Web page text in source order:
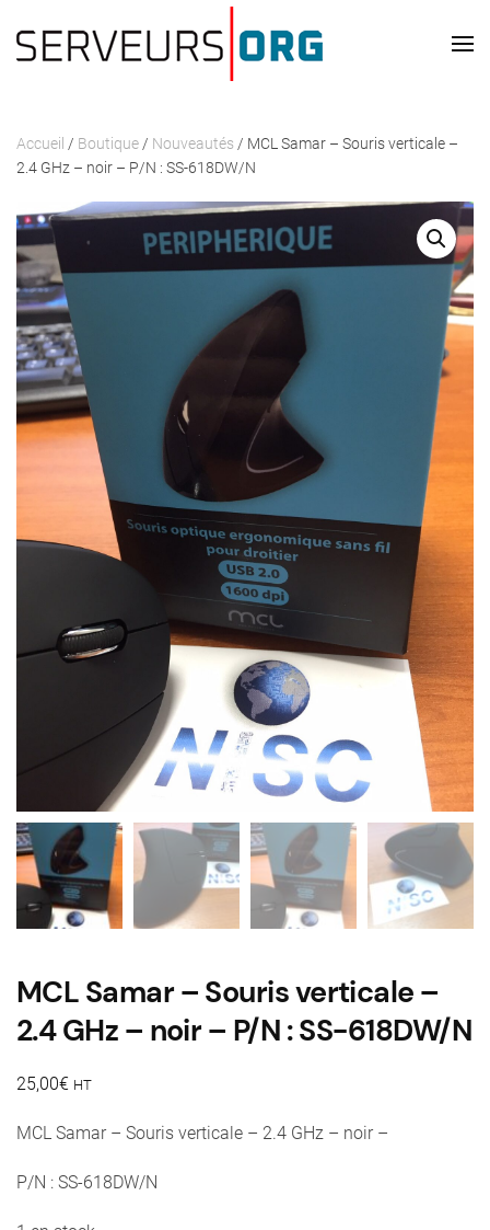
Passer au contenu principal
Accueil / Boutique / Nouveautés / MCL Samar – Souris verticale –
2.4 GHz – noir – P/N : SS-618DW/N
MCL Samar – Souris verticale –
2.4 GHz – noir – P/N : SS-618DW/N
25,00€ HT
MCL Samar – Souris verticale – 2.4 GHz – noir –
P/N : SS-618DW/N